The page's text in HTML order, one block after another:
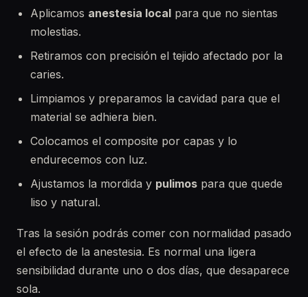
Aplicamos anestesia local para que no sientas
molestias.
Retiramos con precisión el tejido afectado por la
caries.
Limpiamos y preparamos la cavidad para que el
material se adhiera bien.
Colocamos el composite por capas y lo
endurecemos con luz.
Ajustamos la mordida y pulimos para que quede
liso y natural.
Tras la sesión podrás comer con normalidad pasado
el efecto de la anestesia. Es normal una ligera
sensibilidad durante uno o dos días, que desaparece
sola.